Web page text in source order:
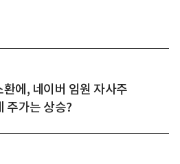
에, 네이버 임원 자사주
주가는 상승?